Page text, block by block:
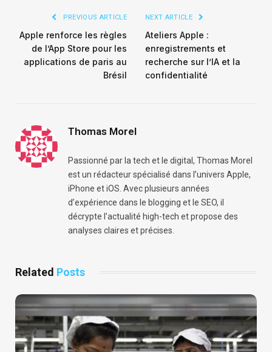
PREVIOUS ARTICLE
Apple renforce les règles
de l’App Store pour les
applications de paris au
Brésil
NEXT ARTICLE
Ateliers Apple :
enregistrements et
recherche sur l’IA et la
confidentialité
Thomas Morel
Passionné par la tech et le digital, Thomas Morel
est un rédacteur spécialisé dans l’univers Apple,
iPhone et iOS. Avec plusieurs années
d’expérience dans le blogging et le SEO, il
décrypte l’actualité high-tech et propose des
analyses claires et précises.
Related Posts